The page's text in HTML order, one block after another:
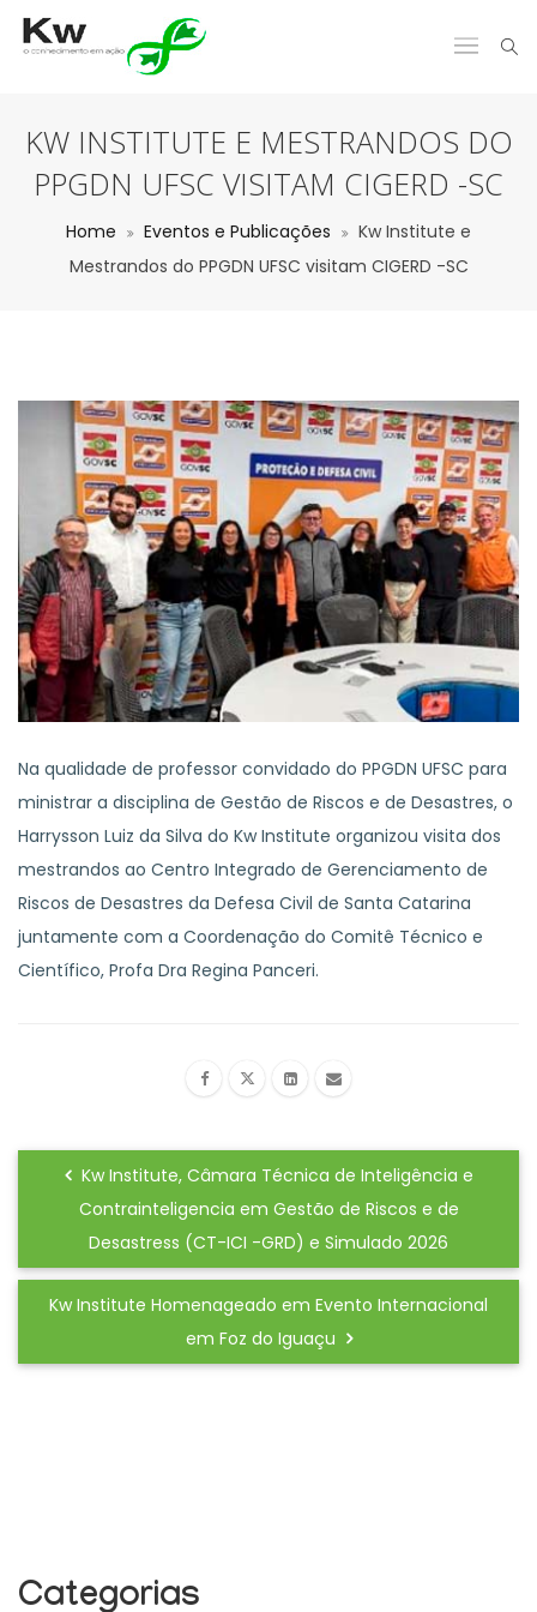
KW INSTITUTE E MESTRANDOS DO
PPGDN UFSC VISITAM CIGERD -SC
Home Eventos e Publicações
Kw Institute e
Mestrandos do PPGDN UFSC visitam CIGERD -SC
Na qualidade de professor convidado do PPGDN UFSC para
ministrar a disciplina de Gestão de Riscos e de Desastres, o
Harrysson Luiz da Silva do Kw Institute organizou visita dos
mestrandos ao Centro Integrado de Gerenciamento de
Riscos de Desastres da Defesa Civil de Santa Catarina
juntamente com a Coordenação do Comitê Técnico e
Científico, Profa Dra Regina Panceri.
Kw Institute, Câmara Técnica de Inteligência e
Contrainteligencia em Gestão de Riscos e de
Desastress (CT-ICI -GRD) e Simulado 2026
Kw Institute Homenageado em Evento Internacional
em Foz do Iguaçu
Categorias